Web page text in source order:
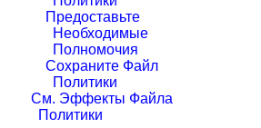
Предоставьте
Необходимые
Полномочия
Сохраните Файл
Политики
См. Эффекты Файла
Политики